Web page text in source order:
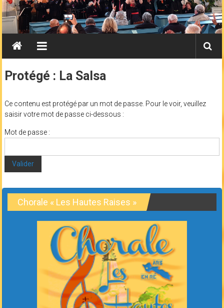
Protégé : La Salsa
Ce contenu est protégé par un mot de passe. Pour le voir, veuillez
saisir votre mot de passe ci-dessous :
Mot de passe :
Chorale « Les Hautes Raises »